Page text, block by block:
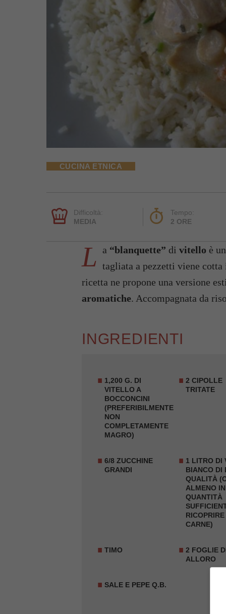
CUCINA ETNICA
Difficoltà:
MEDIA
Tempo:
2 ORE
L a “blanquette” di vitello è
tagliata a pezzetti viene
ricetta ne propone una versione
aromatiche. Accompagnata da
INGREDIENTI
1,200 G. DI
VITELLO A
BOCCONCINI
(PREFERIBILMENTE
NON
COMPLETAMENTE
MAGRO)
2 CIPOLLE
TRITATE
6/8 ZUCCHINE
GRANDI
1 LITRO DI
BIANCO DI
QUALITÀ
ALMENO IN
QUANTITÀ
CARNE)
TIMO
2 FOGLIE
ALLORO
SALE E PEPE Q.B.